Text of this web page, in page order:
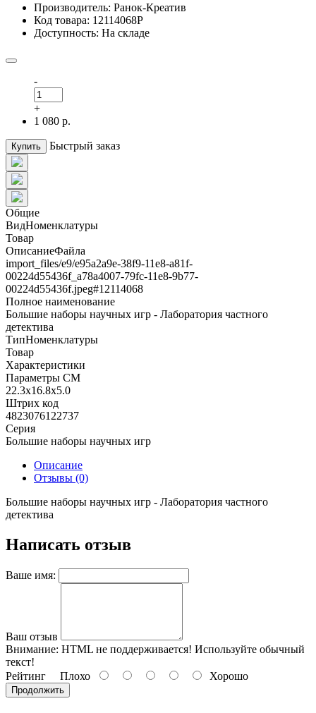
Производитель: Ранок-Креатив
Код товара: 12114068Р
Доступность: На складе
-
+
1 080 р.
Купить Быстрый заказ
Общие
ВидНоменклатуры
Товар
ОписаниеФайла
import_files/e9/e95a2a9e-38f9-11e8-a81f-
00224d55436f_a78a4007-79fc-11e8-9b77-
00224d55436f.jpeg#12114068
Полное наименование
Большие наборы научных игр - Лаборатория частного
детектива
ТипНоменклатуры
Товар
Характеристики
Параметры СМ
22.3x16.8x5.0
Штрих код
4823076122737
Серия
Большие наборы научных игр
Описание
Отзывы (0)
Большие наборы научных игр - Лаборатория частного
детектива
Написать отзыв
Ваше имя:
Ваш отзыв
Внимание: HTML не поддерживается! Используйте обычный
текст!
Рейтинг Плохо Хорошо
Продолжить